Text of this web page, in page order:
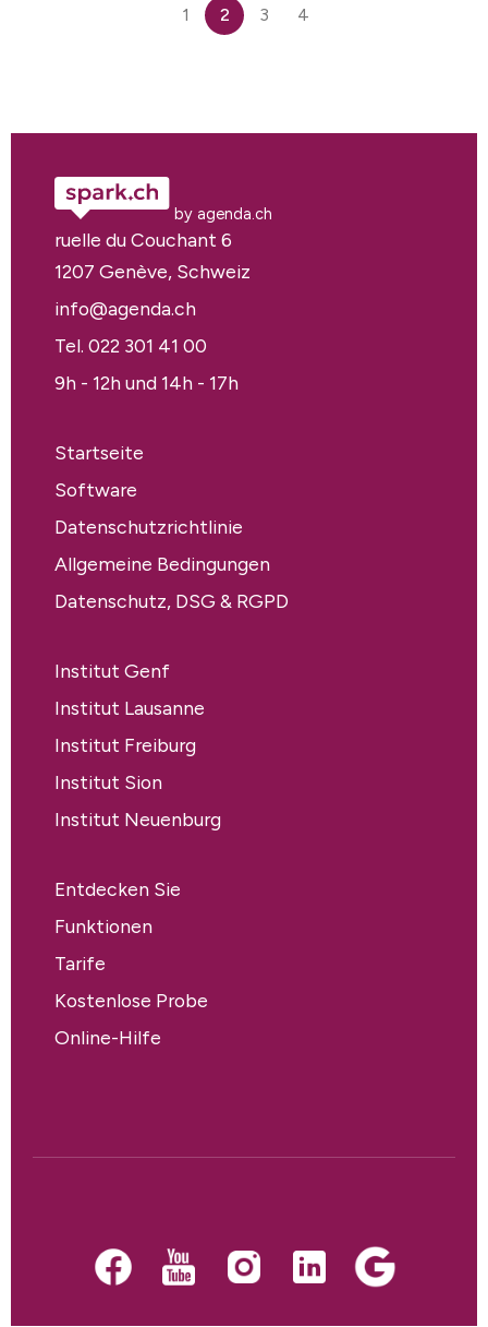
1 2 3 4
by agenda.ch
ruelle du Couchant 6
1207 Genève, Schweiz
info@agenda.ch
Tel. 022 301 41 00
9h - 12h und 14h - 17h
Startseite
Software
Datenschutzrichtlinie
Allgemeine Bedingungen
Datenschutz, DSG & RGPD
Institut Genf
Institut Lausanne
Institut Freiburg
Institut Sion
Institut Neuenburg
Entdecken Sie
Funktionen
Tarife
Kostenlose Probe
Online-Hilfe